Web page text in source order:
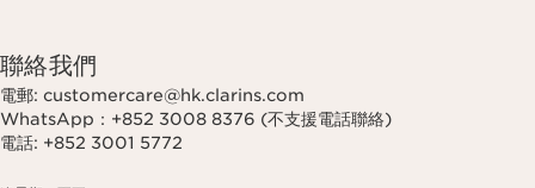
聯絡我們
電郵: customercare@hk.clarins.com
WhatsApp：+852 3008 8376 (不支援電話聯絡)
電話: +852 3001 5772